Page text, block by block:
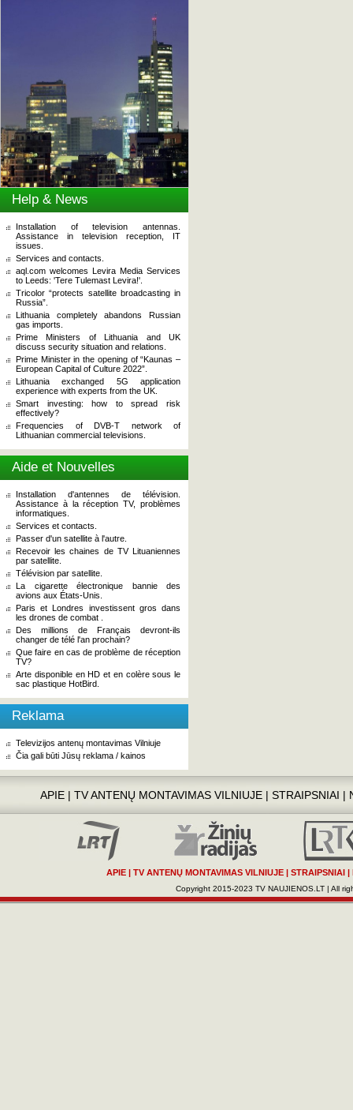
Help & News
Installation of television antennas.
Assistance in television reception, IT
issues.
Services and contacts.
aql.com welcomes Levira Media Services
to Leeds: 'Tere Tulemast Levira!'.
Tricolor “protects satellite broadcasting in
Russia”.
Lithuania completely abandons Russian
gas imports.
Prime Ministers of Lithuania and UK
discuss security situation and relations.
Prime Minister in the opening of “Kaunas –
European Capital of Culture 2022”.
Lithuania exchanged 5G application
experience with experts from the UK.
Smart investing: how to spread risk
effectively?
Frequencies of DVB-T network of
Lithuanian commercial televisions.
Aide et Nouvelles
Installation d'antennes de télévision.
Assistance à la réception TV, problèmes
informatiques.
Services et contacts.
Passer d'un satellite à l'autre.
Recevoir les chaines de TV Lituaniennes
par satellite.
Télévision par satellite.
La cigarette électronique bannie des
avions aux États-Unis.
Paris et Londres investissent gros dans
les drones de combat .
Des millions de Français devront-ils
changer de télé l'an prochain?
Que faire en cas de problème de réception
TV?
Arte disponible en HD et en colère sous le
sac plastique HotBird.
Reklama
Televizijos antenų montavimas Vilniuje
Čia gali būti Jūsų reklama / kainos
APIE| TV ANTENŲ MONTAVIMAS VILNIUJE| STRAIPSNIAI |
APIE | TV ANTENŲ MONTAVIMAS VILNIUJE | STRAIPSNIAI |
Copyright 2015-2023 TV NAUJIENOS.LT | All